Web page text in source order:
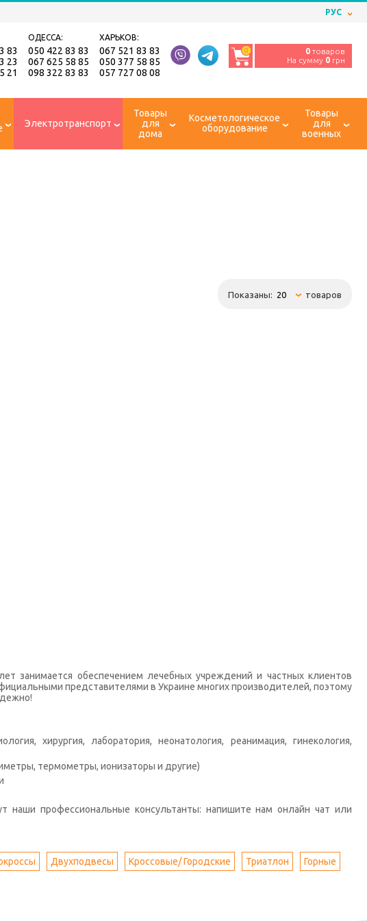
РУС
83
23
21
ОДЕССА:
050 422 83 83
067 625 58 85
098 322 83 83
ХАРЬКОВ:
067 521 83 83
050 377 58 85
057 727 08 08
0 0 товаров
На сумму 0 грн
Электротранспорт
Товары
для
дома
Косметологическое
оборудование
Товары
для
военных
Показаны: товаров
занимается обеспечением лечебных учреждений и частных клиентов
представителями в Украине многих производителей, поэтому
хирургия, лаборатория, неонатология, реанимация, гинекология,
термометры, ионизаторы и другие)
наши профессиональные консультанты: напишите нам онлайн чат или
Двухподвесы Кроссовые/ Городские Триатлон Горные